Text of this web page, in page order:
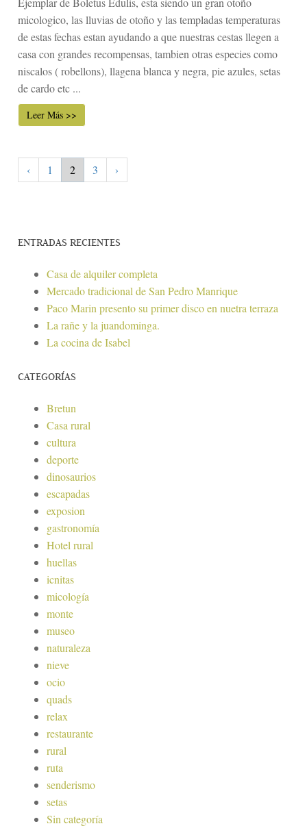
micologico, las lluvias de otoño y las templadas temperaturas
de estas fechas estan ayudando a que nuestras cestas llegen a
casa con grandes recompensas, tambien otras especies como
niscalos ( robellons), llagena blanca y negra, pie azules, setas
de cardo etc ...
Leer Más >>
‹ 1 2 3 ›
ENTRADAS RECIENTES
Casa de alquiler completa
Mercado tradicional de San Pedro Manrique
Paco Marin presento su primer disco en nuetra terraza
La rañe y la juandominga.
La cocina de Isabel
CATEGORÍAS
Bretun
Casa rural
cultura
deporte
dinosaurios
escapadas
exposion
gastronomía
Hotel rural
huellas
icnitas
micología
monte
museo
naturaleza
nieve
ocio
quads
relax
restaurante
rural
ruta
senderismo
setas
Sin categoría